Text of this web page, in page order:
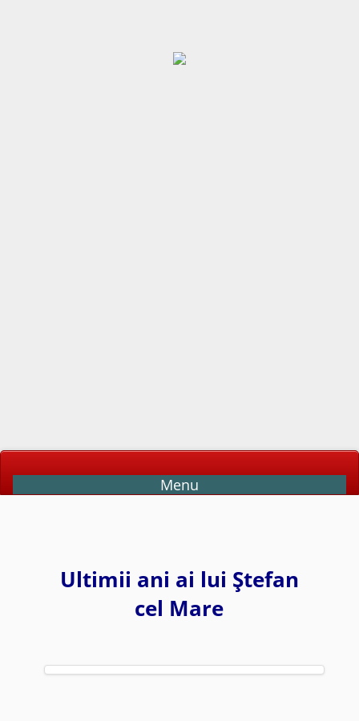
Menu
Ultimii ani ai lui Ştefan
cel Mare